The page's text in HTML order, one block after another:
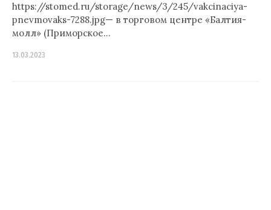
https://stomed.ru/storage/news/3/245/vakcinaciya-
pnevmovaks-7288.jpg— в торговом центре «Балтия-
молл» (Приморское…
13.03.2023